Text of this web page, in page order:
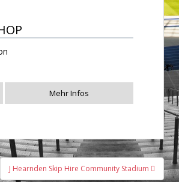
Mehr Infos
J Hearnden Skip Hire Community Stadium